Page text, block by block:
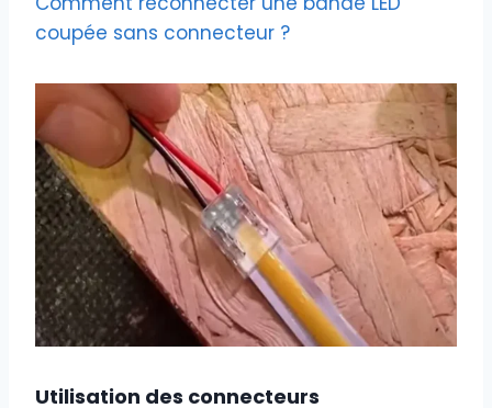
coupée sans connecteur ?
Utilisation des connecteurs